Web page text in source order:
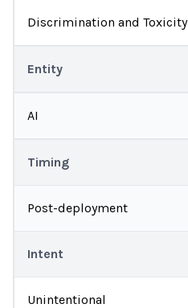
Discrimination and Toxicity
Entity
AI
Timing
Post-deployment
Intent
Unintentional